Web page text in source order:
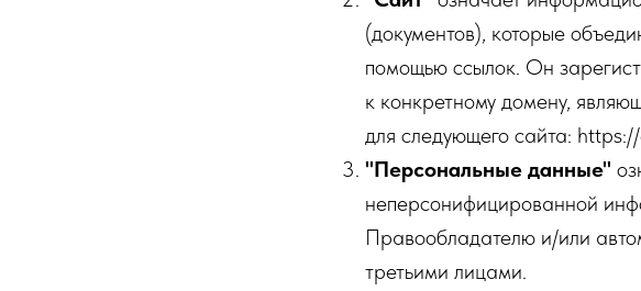
(документов), которые
помощью ссылок. Он
к конкретному домену,
для следующего сайта:
"Персональные данные"
неперсонифицированной
Правообладателю и/или
третьими лицами.